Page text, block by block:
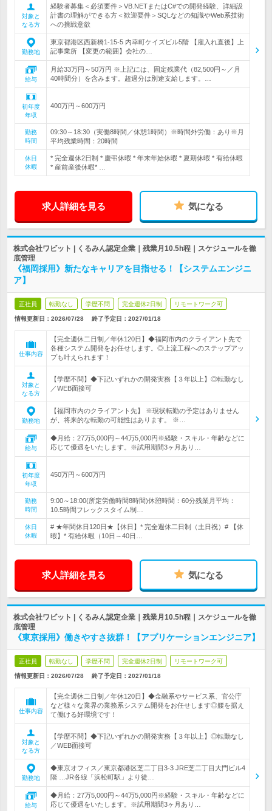
対象と
なる方
経験者募集＜必須要件＞VB.NETまたはC#での開発経験、詳細設
計書の理解ができる方＜歓迎要件＞SQLなどの知識やWeb系技術
への挑戦意欲
勤務地
東京都港区西新橋1-15-5 内幸町ケイズビル5階 【雇入れ直後】上
記事業所 【変更の範囲】会社の…
給与
月給33万円～50万円 ※上記には、固定残業代（82,500円～／月
40時間分）を含みます。超過分は別途支給します。…
初年度
年収
400万円～600万円
勤務
時間
09:30～18:30（実働8時間／休憩1時間）※時間外労働：あり※月
平均残業時間：20時間
休日
休暇
* 完全週休2日制 * 慶弔休暇 * 年末年始休暇 * 夏期休暇 * 有給休暇
* 産前産後休暇* …
求人詳細を見る 気になる
株式会社ワビット | くるみん認定企業｜残業月10.5h程｜スケジュールを徹
底管理
《福岡採用》新たなキャリアを目指せる！【システムエンジニ
ア】
正社員 転勤なし 学歴不問 完全週休2日制 リモートワーク可
情報更新日：2026/07/28 終了予定日： 2027/01/18
仕事内容
【完全週休二日制／年休120日】◆福岡市内のクライアント先で
各種システム開発をお任せします。◎上流工程へのステップアッ
プも叶えられます！
対象と
なる方
【学歴不問】◆下記いずれかの開発実務【３年以上】◎転勤なし
／WEB面接可
勤務地
【福岡市内のクライアント先】 ※現状転勤の予定はありません
が、将来的な転勤の可能性はあります。 ※…
給与
◆月給：27万5,000円～44万5,000円※経験・スキル・年齢などに
応じて優遇をいたします。※試用期間3ヶ月あり…
初年度
年収
450万円～600万円
勤務
時間
9:00～18:00(所定労働時間8時間)休憩時間：60分残業月平均：
10.5時間フレックスタイム制…
休日
休暇
# ★年間休日120日★【休日】* 完全週休二日制（土日祝）# 【休
暇】* 有給休暇（10日～40日…
求人詳細を見る 気になる
株式会社ワビット | くるみん認定企業｜残業月10.5h程｜スケジュールを徹
底管理
《東京採用》働きやすさ抜群！【アプリケーションエンジニア】
正社員 転勤なし 学歴不問 完全週休2日制 リモートワーク可
情報更新日：2026/07/28 終了予定日： 2027/01/18
仕事内容
【完全週休二日制／年休120日】◆金融系やサービス系、官公庁
など様々な業界の業務系システム開発をお任せします◎腰を据え
て働ける好環境です！
対象と
なる方
【学歴不問】◆下記いずれかの開発実務【３年以上】◎転勤なし
／WEB面接可
勤務地
◆東京オフィス／東京都港区芝二丁目3-3 JRE芝二丁目大門ビル4
階 …JR各線「浜松町駅」より徒…
給与
◆月給：27万5,000円～44万5,000円※経験・スキル・年齢などに
応じて優遇をいたします。※試用期間3ヶ月あり…